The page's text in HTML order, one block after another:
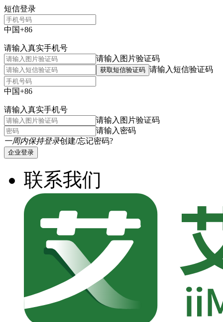
短信登录
中国+86
请输入真实手机号
请输入图片验证码
获取短信验证码 请输入短信验证码
中国+86
请输入真实手机号
请输入图片验证码
请输入密码
一周内保持登录创建/忘记密码?
企业登录
联系我们